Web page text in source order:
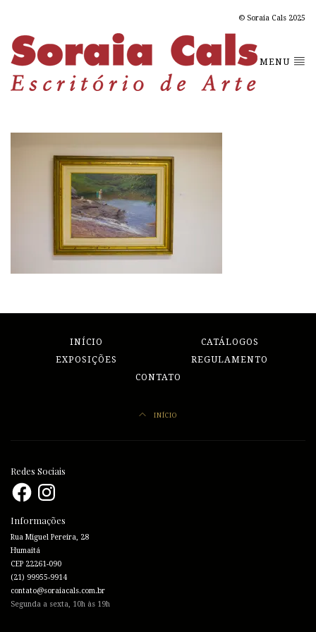
© Soraia Cals 2025
MENU
INÍCIO
CATÁLOGOS
EXPOSIÇÕES
REGULAMENTO
CONTATO
INÍCIO
Redes Sociais
FacebookInstagram
Informações
Rua Miguel Pereira, 28
Humaitá
CEP 22261-090
(21) 99955-9914
contato@soraiacals.com.br
Segunda a sexta, 10h às 19h